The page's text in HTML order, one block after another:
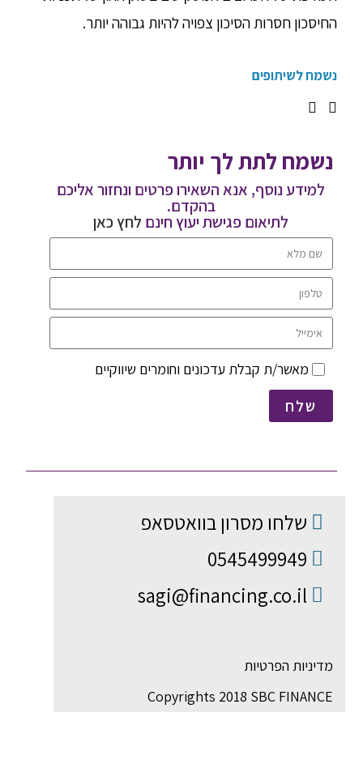
החיסכון חסרות הסיכון צפויה להיות גבוהה יותר.
נשמח לשיתופים
נשמח לתת לך יותר
למידע נוסף, אנא השאירו פרטים ונחזור אליכם
בהקדם.
לתיאום פגישת יעוץ חינםלחץ כאן
מאשר/ת קבלת עדכונים וחומרים שיווקיים
שלח
שלחו מסרון בוואטסאפ
0545499949
sagi@financing.co.il
מדיניות הפרטיות
Copyrights 2018 SBC FINANCE